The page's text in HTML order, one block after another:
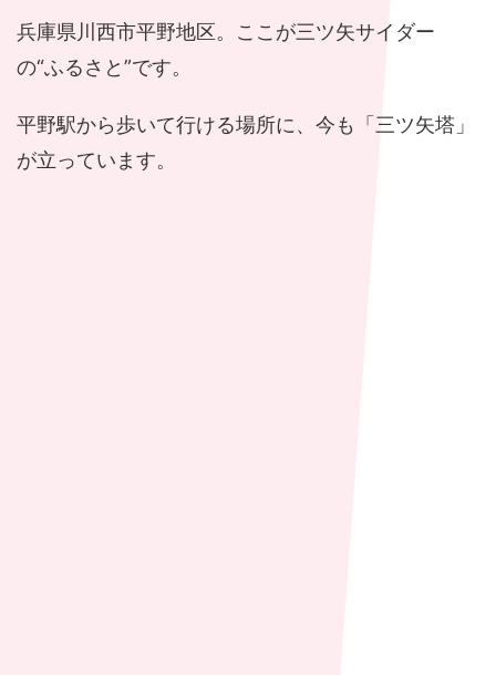
兵庫県川西市平野地区。ここが三ツ矢サイダー
の“ふるさと”です。
平野駅から歩いて行ける場所に、今も「三ツ矢塔」
が立っています。